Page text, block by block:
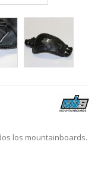
los mountainboards.